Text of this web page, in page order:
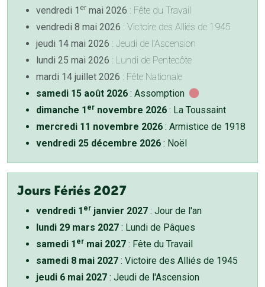
vendredi 1 er mai 2026 : Fête du Travail
vendredi 8 mai 2026 : Victoire des Alliés de 1945
jeudi 14 mai 2026 : Jeudi de l'Ascension
lundi 25 mai 2026 : Lundi de Pentecôte
mardi 14 juillet 2026 : Fête Nationale
samedi 15 août 2026 : Assomption
dimanche 1 er novembre 2026 : La Toussaint
mercredi 11 novembre 2026 : Armistice de 1918
vendredi 25 décembre 2026 : Noël
Jours Fériés 2027
vendredi 1 er janvier 2027 : Jour de l'an
lundi 29 mars 2027 : Lundi de Pâques
samedi 1 er mai 2027 : Fête du Travail
samedi 8 mai 2027 : Victoire des Alliés de 1945
jeudi 6 mai 2027 : Jeudi de l'Ascension